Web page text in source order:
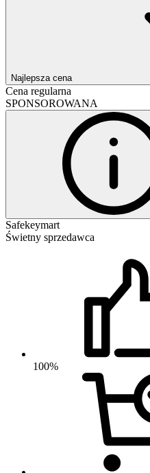
Najlepsza cena
Cena regularna
SPONSOROWANA
Safekeymart
Świetny sprzedawca
100%